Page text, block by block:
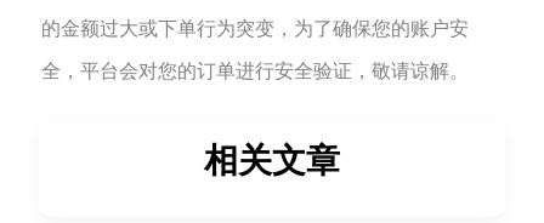
的金额过大或下单行为突变，为了确保您的账户安
全，平台会对您的订单进行安全验证，敬请谅解。
相关文章